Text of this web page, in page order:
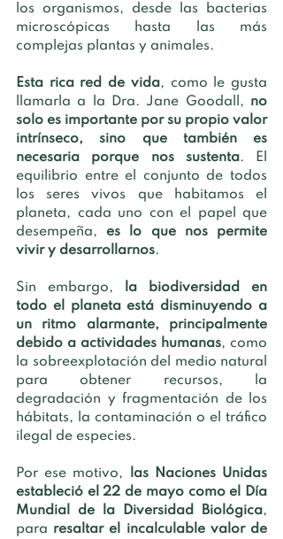
los organismos, desde las bacterias
microscópicas hasta las más
complejas plantas y animales.
Esta rica red de vida, como le gusta
llamarla a la Dra. Jane Goodall, no
solo es importante por su propio valor
intrínseco, sino que también es
necesaria porque nos sustenta. El
equilibrio entre el conjunto de todos
los seres vivos que habitamos el
planeta, cada uno con el papel que
desempeña, es lo que nos permite
vivir y desarrollarnos.
Sin embargo,
la biodiversidad en
todo el planeta está disminuyendo a
un ritmo alarmante, principalmente
debido a actividades humanas, como
la sobreexplotación del medio natural
para obtener recursos, la
degradación y fragmentación de los
hábitats, la contaminación o el tráfico
ilegal de especies.
Por ese motivo,
las Naciones Unidas
estableció el 22 de mayo como el Día
Mundial de la Diversidad Biológica,
para resaltar el incalculable valor de